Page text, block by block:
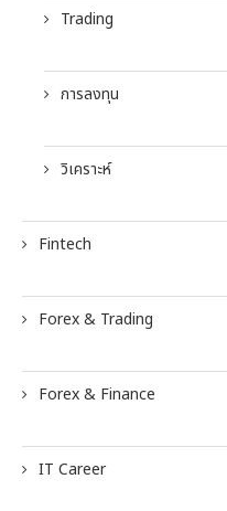
Trading
การลงทุน
วิเคราะห์
Fintech
Forex & Trading
Forex & Finance
IT Career